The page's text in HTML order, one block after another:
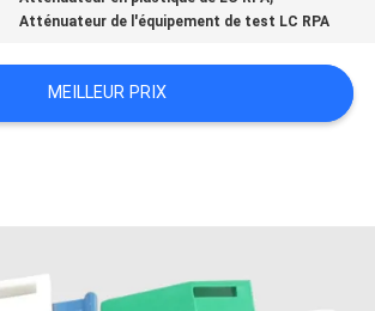
Atténuateur de l'équipement de test LC RPA
MEILLEUR PRIX